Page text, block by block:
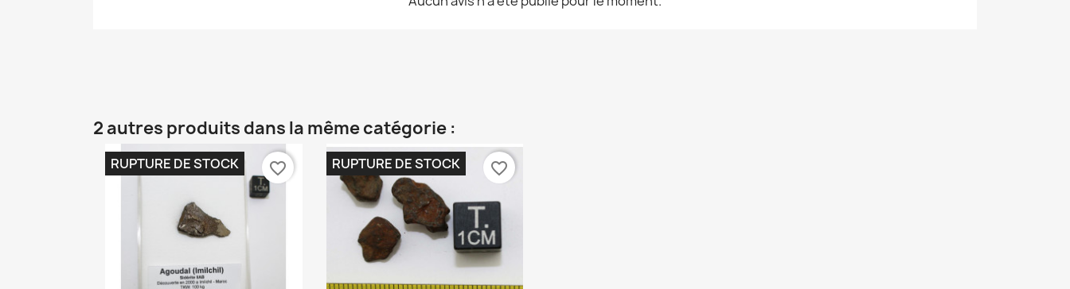
2 autres produits dans la même catégorie :
RUPTURE DE STOCK favorite_border RUPTURE DE STOCK favorite_border